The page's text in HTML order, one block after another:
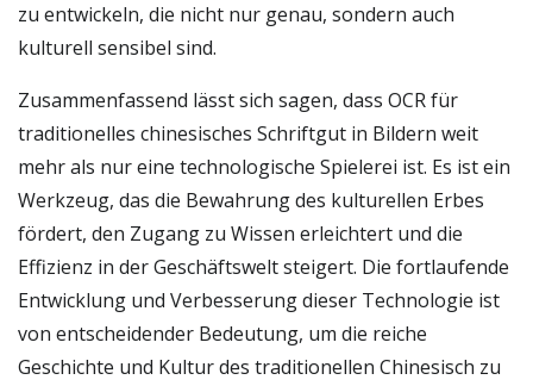
zu entwickeln, die nicht nur genau, sondern auch
kulturell sensibel sind.
Zusammenfassend lässt sich sagen, dass OCR für
traditionelles chinesisches Schriftgut in Bildern weit
mehr als nur eine technologische Spielerei ist. Es ist ein
Werkzeug, das die Bewahrung des kulturellen Erbes
fördert, den Zugang zu Wissen erleichtert und die
Effizienz in der Geschäftswelt steigert. Die fortlaufende
Entwicklung und Verbesserung dieser Technologie ist
von entscheidender Bedeutung, um die reiche
Geschichte und Kultur des traditionellen Chinesisch zu